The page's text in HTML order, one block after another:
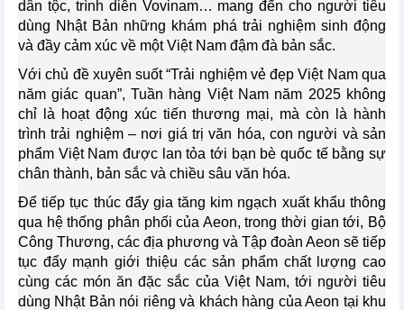
dân tộc, trình diễn Vovinam… mang đến cho người tiêu
dùng Nhật Bản những khám phá trải nghiệm sinh động
và đầy cảm xúc về một Việt Nam đậm đà bản sắc.
Với chủ đề xuyên suốt “Trải nghiệm vẻ đẹp Việt Nam qua
năm giác quan”, Tuần hàng Việt Nam năm 2025 không
chỉ là hoạt động xúc tiến thương mại, mà còn là hành
trình trải nghiệm – nơi giá trị văn hóa, con người và sản
phẩm Việt Nam được lan tỏa tới bạn bè quốc tế bằng sự
chân thành, bản sắc và chiều sâu văn hóa.
Để tiếp tục thúc đẩy gia tăng kim ngạch xuất khẩu thông
qua hệ thống phân phối của Aeon, trong thời gian tới, Bộ
Công Thương, các địa phương và Tập đoàn Aeon sẽ tiếp
tục đẩy mạnh giới thiệu các sản phẩm chất lượng cao
cùng các món ăn đặc sắc của Việt Nam, tới người tiêu
dùng Nhật Bản nói riêng và khách hàng của Aeon tại khu